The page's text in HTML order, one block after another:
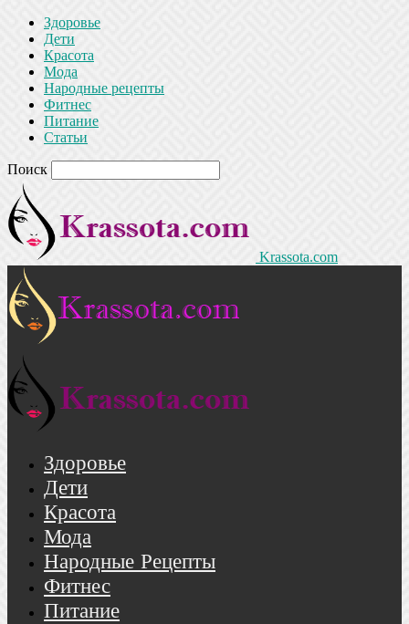
Здоровье
Дети
Красота
Мода
Народные рецепты
Фитнес
Питание
Статьи
Поиск
Krassota.com
Здоровье
Дети
Красота
Мода
Народные Рецепты
Фитнес
Питание